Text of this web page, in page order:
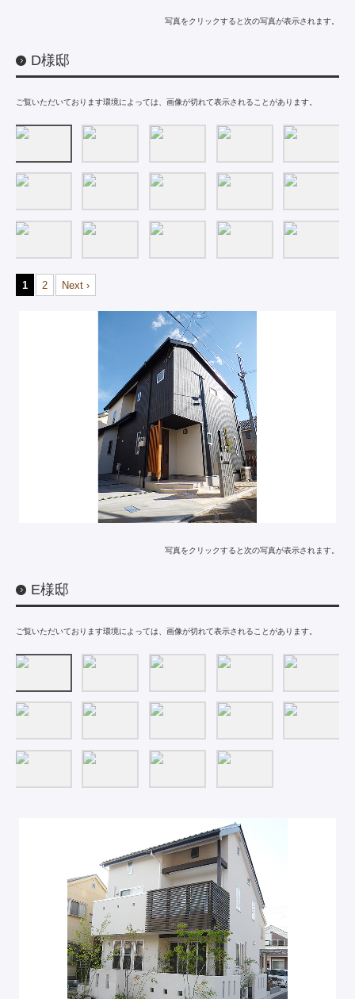
写真をクリックすると次の写真が表示されます。
D様邸
ご覧いただいております環境によっては、画像が切れて表示されることがあります。
1 2 Next ›
写真をクリックすると次の写真が表示されます。
E様邸
ご覧いただいております環境によっては、画像が切れて表示されることがあります。